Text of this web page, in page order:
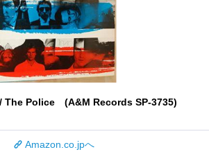
The Police (A&M Records SP-3735)
Amazon.co.jpへ